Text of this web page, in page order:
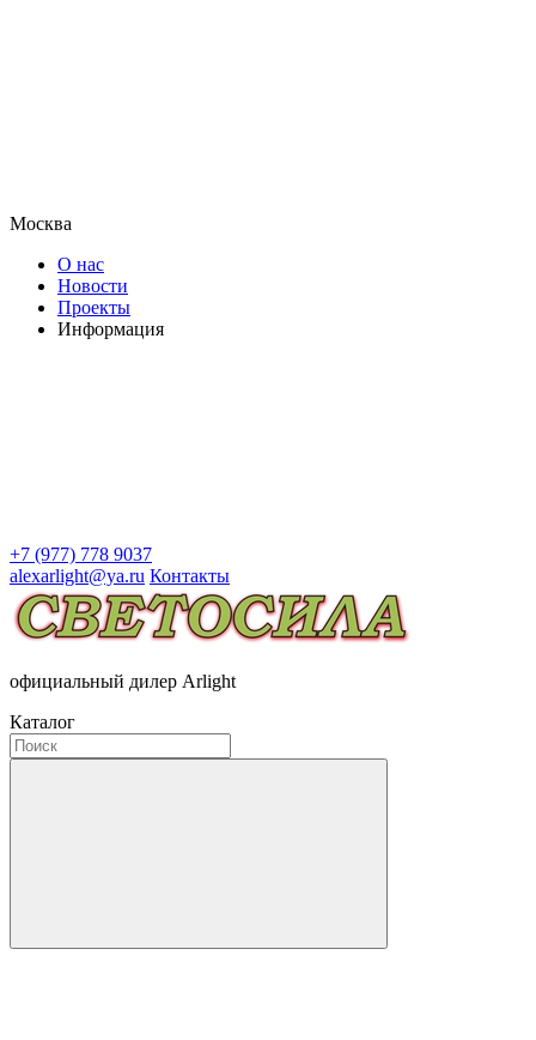
Москва
О нас
Новости
Проекты
Информация
+7 (977) 778 9037
alexarlight@ya.ru Контакты
официальный дилер Arlight
Каталог